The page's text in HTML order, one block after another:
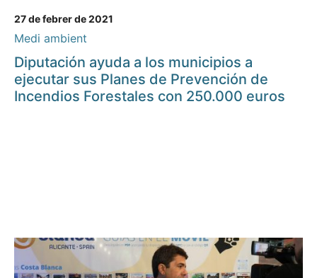
27 de febrer de 2021
Medi ambient
Diputación ayuda a los municipios a
ejecutar sus Planes de Prevención de
Incendios Forestales con 250.000 euros